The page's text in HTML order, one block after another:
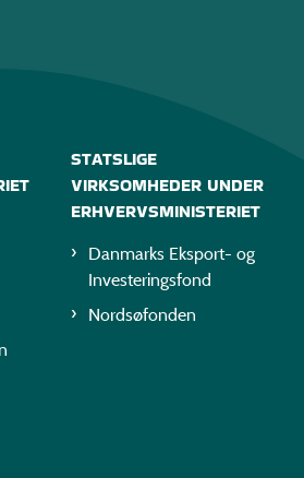
STATSLIGE
VIRKSOMHEDER UNDER
ERHVERVSMINISTERIET
Danmarks Eksport- og
Investeringsfond
Nordsøfonden